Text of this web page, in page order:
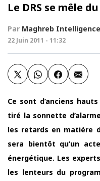
Le DRS se mêle
Par Maghreb Intelligence
22 Juin 2011 - 11:32
Ce sont d’anciens
tiré la sonnette
les retards en matière
sera bientôt qu’un
énergétique. Les
les lenteurs du